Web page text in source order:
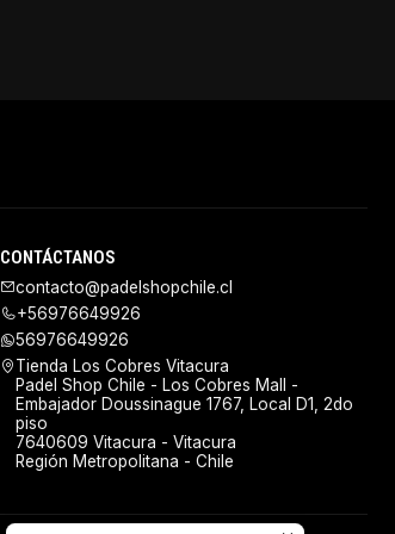
CONTÁCTANOS
contacto@padelshopchile.cl
+56976649926
56976649926
Tienda Los Cobres Vitacura
Padel Shop Chile - Los Cobres Mall -
Embajador Doussinague 1767, Local D1, 2do
piso
7640609 Vitacura - Vitacura
Región Metropolitana - Chile